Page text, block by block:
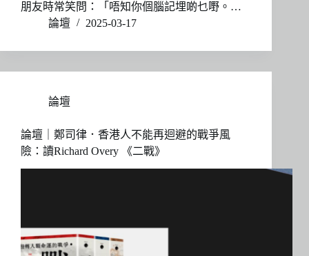
朋友時常笑問：「唔知你個腦記埋啲乜嘢。…
論壇
2025-03-17
論壇
論壇｜鄭司律．香港人不能再迴避的戰爭風
險：讀Richard Overy 《二戰》